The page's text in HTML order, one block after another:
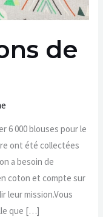
de
6 000 blouses pour le
ont été collectées
a besoin de
coton et compte sur
leur mission.Vous
que […]